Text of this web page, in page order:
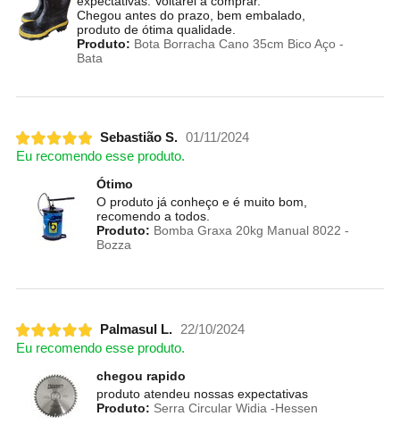
Chegou antes do prazo, bem embalado,
produto de ótima qualidade.
Produto: Bota Borracha Cano 35cm Bico Aço -
Bata
Sebastião S. 01/11/2024
Eu recomendo esse produto.
Ótimo
O produto já conheço e é muito bom,
recomendo a todos.
Produto: Bomba Graxa 20kg Manual 8022 -
Bozza
Palmasul L. 22/10/2024
Eu recomendo esse produto.
chegou rapido
produto atendeu nossas expectativas
Produto: Serra Circular Widia -Hessen